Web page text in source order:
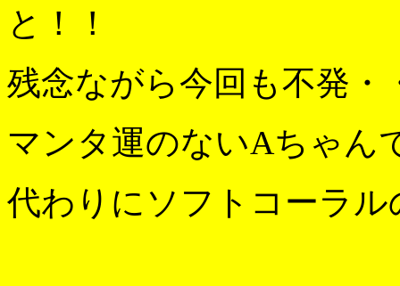
と！！
残念ながら今回も不発・
マンタ運のないAちゃん
代わりにソフトコーラ